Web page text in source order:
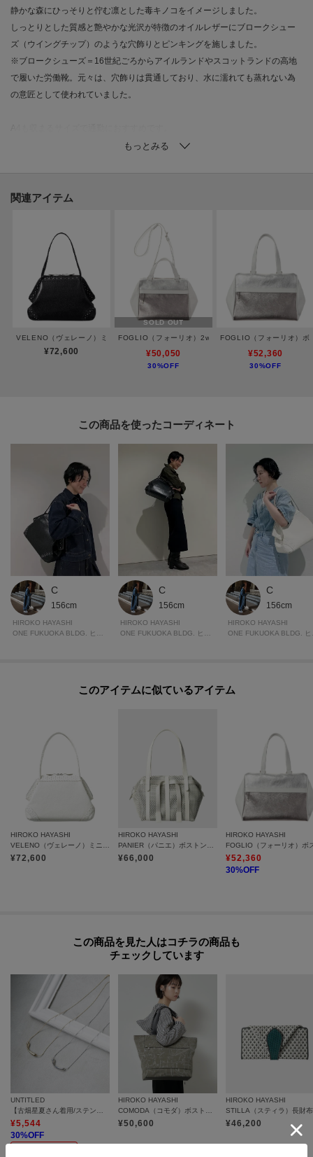
静かな森にひっそりと佇む凛とした毒キノコをイメージしました。
しっとりとした質感と艶やかな光沢が特徴のオイルレザーにブロークシュー
ズ（ウイングチップ）のような穴飾りとピンキングを施しました。
※ブロークシューズ＝16世紀ごろからアイルランドやスコットランドの高地
で履いた労働靴。元々は、穴飾りは貫通しており、水に濡れても蒸れない為
の意匠として使われていました。
大きさの割に軽いのがポイント。
の整理がしやすいつくりです。
【素材】
植物タンニンでなめされた牛革（キップ）を染色し、型押しをした後にツヤ
を出しています。
※取り扱い上の注意
風合いを重視し、色止めは最小限にとどめた素材を使用しています。
ーーーーーーーーーーーーーーーーーーーーーーーーーー
◆気になるアイテムは『お気に入り登録』がおすすめです◆
オンラインサイトの商品ページにある「ハートマーク」をクリックして簡単
に追加できます。
お気に入り登録して頂いたアイテムは・・・
再入荷通知や、値下げ情報・在庫状況をメルマガにてお知らせいたします。
ーーーーーーーーーーーーーーーーーーーーーーーーーーー
※照明の関係により、実際よりも色味が違って見える場合があります。ま
関連アイテム
VELENO（ヴェレーノ）ミニボストンバッグ
¥72,600
SOLD OUT
FOGLIO（フォーリオ）2wayバッグ
¥50,050
30%OFF
FOGLIO（フォーリオ）ボ
¥52,360
30%OFF
この商品を使った
C
156cm
HIROKO HAYASHI
C
156cm
HIROKO HAYASHI
C
156cm
HIROKO HAYASHI
このアイテムに似ているアイテム
HIROKO HAYASHI
VELENO（ヴェレーノ）ミニボストンバッグ
¥72,600
HIROKO HAYASHI
PANIER（パニエ）ボストンバッグ
¥66,000
HIROKO HAYASHI
¥52,360
30%OFF
この商品を見た人はコチラの商品も
チェックしています
UNTITLED
¥5,544
30%OFF
HIROKO HAYASHI
¥50,600
HIROKO HAYASHI
¥46,200